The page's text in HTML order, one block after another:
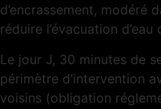
d’encrassement, modéré
réduire l’évacuation d’eau
Le jour J, 30 minutes de
périmètre d’intervention
voisins (obligation